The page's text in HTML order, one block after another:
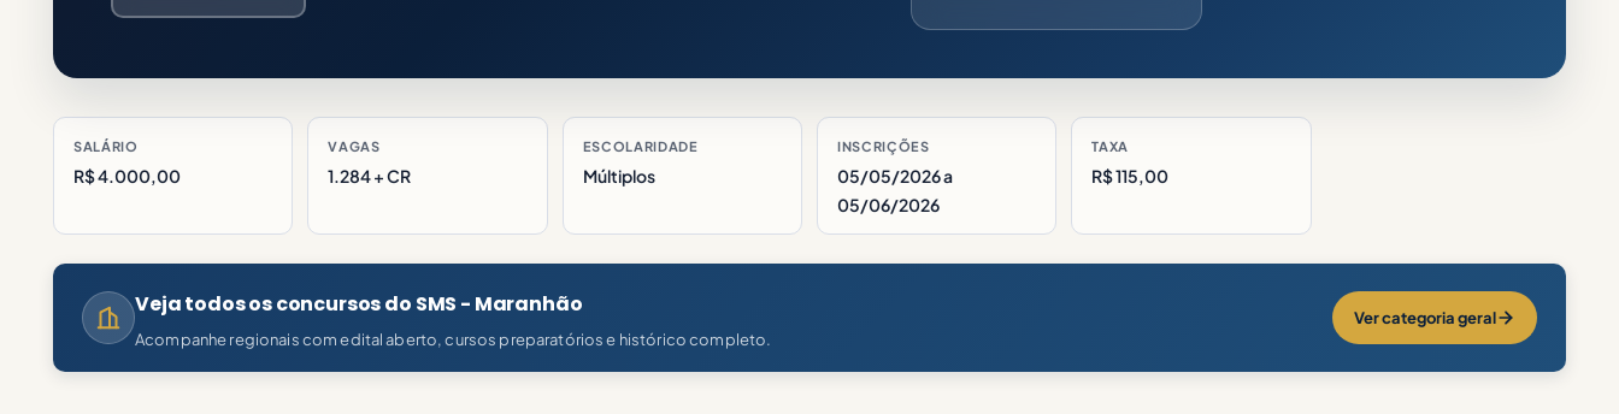
SALÁRIO
R$ 4.000,00
VAGAS
1.284 + CR
ESCOLARIDADE
Múltiplos
INSCRIÇÕES
05/05/2026 a
05/06/2026
TAXA
R$ 115,00
Veja todos os concursos do SMS - Maranhão
Acompanhe regionais com edital aberto, cursos preparatórios e histórico completo.
Ver categoria geral